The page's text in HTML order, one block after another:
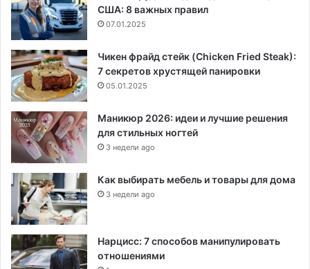
США: 8 важных правил
07.01.2025
Чикен фрайд стейк (Chicken Fried Steak):
7 секретов хрустящей панировки
05.01.2025
Маникюр 2026: идеи и лучшие решения
для стильных ногтей
3 недели ago
Как выбирать мебель и товары для дома
3 недели ago
Нарцисс: 7 способов манипулировать
отношениями